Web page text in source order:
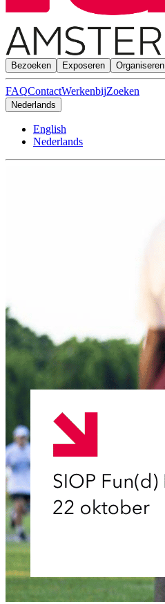
Bezoeken Exposeren Organiseren
FAQContactWerkenbijZoeken
Nederlands
English
Nederlands